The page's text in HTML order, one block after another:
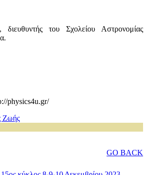
διευθυντής του Σχολείου Αστρονομίας
physics4u.gr/
Ζωής
GO BACK